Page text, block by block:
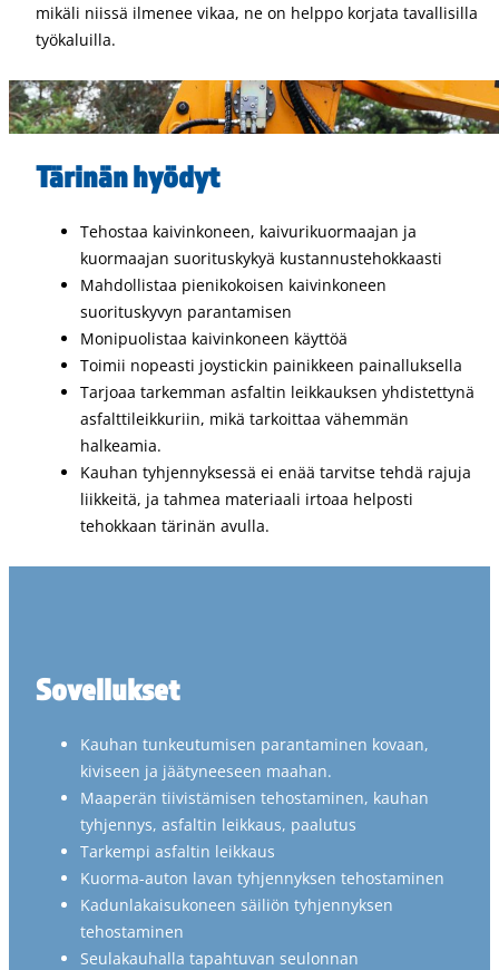
mikäli niissä ilmenee vikaa, ne on helppo korjata tavallisilla
työkaluilla.
Tärinän hyödyt
Tehostaa kaivinkoneen, kaivurikuormaajan ja
kuormaajan suorituskykyä kustannustehokkaasti
Mahdollistaa pienikokoisen kaivinkoneen
suorituskyvyn parantamisen
Monipuolistaa kaivinkoneen käyttöä
Toimii nopeasti joystickin painikkeen painalluksella
Tarjoaa tarkemman asfaltin leikkauksen yhdistettynä
asfalttileikkuriin, mikä tarkoittaa vähemmän
halkeamia.
Kauhan tyhjennyksessä ei enää tarvitse tehdä rajuja
liikkeitä, ja tahmea materiaali irtoaa helposti
tehokkaan tärinän avulla.
Sovellukset
Kauhan tunkeutumisen parantaminen kovaan,
kiviseen ja jäätyneeseen maahan.
Maaperän tiivistämisen tehostaminen, kauhan
tyhjennys, asfaltin leikkaus, paalutus
Tarkempi asfaltin leikkaus
Kuorma-auton lavan tyhjennyksen tehostaminen
Kadunlakaisukoneen säiliön tyhjennyksen
tehostaminen
Seulakauhalla tapahtuvan seulonnan